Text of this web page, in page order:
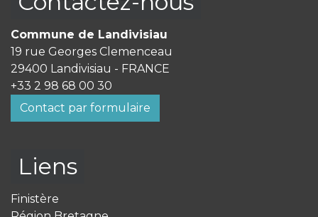
Commune de Landivisiau
19 rue Georges Clemenceau
29400 Landivisiau - FRANCE
+33 2 98 68 00 30
Contact par formulaire
Liens
Finistère